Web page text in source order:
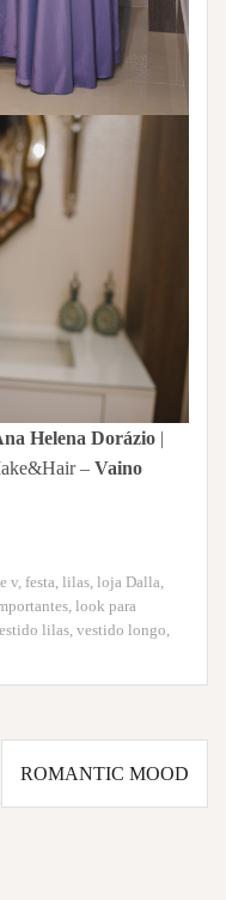
Helena Dorázio |
– Vaino
v, festa, lilas, loja Dalla,
, look para
lilas, vestido longo,
ROMANTIC MOOD